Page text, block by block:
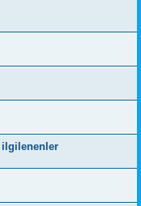
ilgilenenler